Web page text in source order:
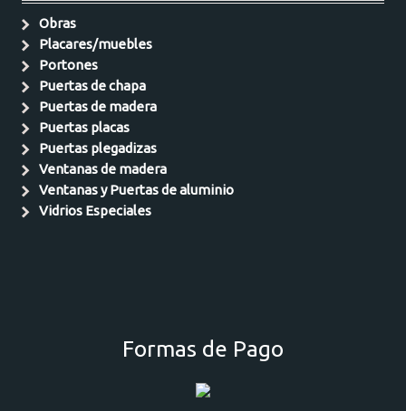
Obras
Placares/muebles
Portones
Puertas de chapa
Puertas de madera
Puertas placas
Puertas plegadizas
Ventanas de madera
Ventanas y Puertas de aluminio
Vidrios Especiales
Formas de Pago